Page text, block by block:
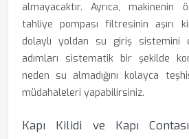
almayacaktır. Ayrıca, makinenin
tahliye pompası filtresinin aşırı
dolaylı yoldan su giriş sistemini
adımları sistematik bir şekilde
neden su almadığını kolayca
müdahaleleri yapabilirsiniz.
Kapı Kilidi ve Kapı